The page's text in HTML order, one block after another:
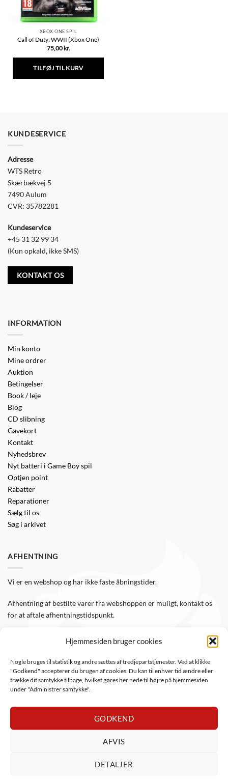
Hjemmesiden bruger cookies
Nogle bruges til statistik og andre sættes af tredjepartstjenester. Ved at klikke
"Godkend" accepterer du brugen af cookies. Du kan til enhver tid ændre eller
trække dit samtykke tilbage, hvilket gøres her nede til højre på hjemmesiden
under "Administrer samtykke".
GODKEND
AFVIS
DETALJER
XBOX ONE SPIL
Call of Duty: WWII (Xbox One)
75,00 kr.
TILFØJ TIL KURV
KUNDESERVICE
Adresse
WTS Retro
Skærbækvej 5
7490 Aulum
CVR: 35782281
Kundeservice
+45 31 32 99 34
(Kun opkald, ikke SMS)
KONTAKT OS
INFORMATION
Min konto
Mine ordrer
Auktion
Betingelser
Book / leje
Blog
CD slibning
Gavekort
Kontakt
Nyhedsbrev
Nyt batteri i Game Boy spil
Optjen point
Rabatter
Reparationer
Sælg til os
Søg i arkivet
AFHENTNING
Vi er en webshop og har ikke faste åbningstider.
Afhentning af bestilte varer fra webshoppen er muligt, kontakt os
for at aftale afhentningstidspunkt.
Følg WTS Retro på de sociale medier, så er du altid opdateret.
Electron